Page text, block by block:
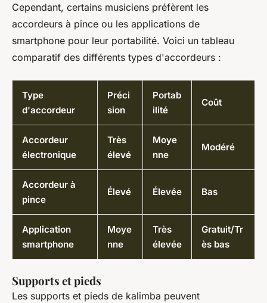
Cependant, certains musiciens préfèrent les
accordeurs à pince ou les applications de
smartphone pour leur portabilité. Voici un tableau
comparatif des différents types d'accordeurs :
Type
d'accordeur
Préci
sion
Portab
ilité
Coût
Accordeur
électronique
Très
élevé
Moye
nne
Modéré
Accordeur à
pince
Élevé Élevée Bas
Application
smartphone
Moye
nne
Très
élevée
Gratuit/Tr
ès bas
Supports et pieds
Les supports et pieds de kalimba peuvent